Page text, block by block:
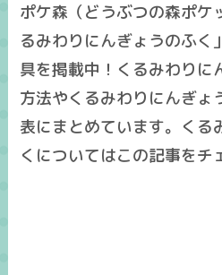
ポケ森（どうぶつの森ポケ
るみわりにんぎょうのふく
具を掲載中！くるみわりに
方法やくるみわりにんぎょ
表にまとめています。くる
くについてはこの記事をチ